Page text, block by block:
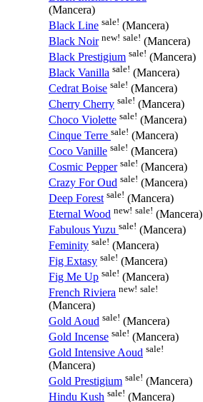
(Mancera)
Black Line sale! (Mancera)
Black Noir new! sale! (Mancera)
Black Prestigium sale! (Mancera)
Black Vanilla sale! (Mancera)
Cedrat Boise sale! (Mancera)
Cherry Cherry sale! (Mancera)
Choco Violette sale! (Mancera)
Cinque Terre sale! (Mancera)
Coco Vanille sale! (Mancera)
Cosmic Pepper sale! (Mancera)
Crazy For Oud sale! (Mancera)
Deep Forest sale! (Mancera)
Eternal Wood new! sale! (Mancera)
Fabulous Yuzu sale! (Mancera)
Feminity sale! (Mancera)
Fig Extasy sale! (Mancera)
Fig Me Up sale! (Mancera)
French Riviera new! sale!
(Mancera)
Gold Aoud sale! (Mancera)
Gold Incense sale! (Mancera)
Gold Intensive Aoud sale!
(Mancera)
Gold Prestigium sale! (Mancera)
Hindu Kush sale! (Mancera)